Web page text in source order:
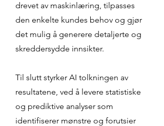
drevet av maskinlæring, tilpasses
den enkelte kundes behov og gjør
det mulig å generere detaljerte og
skreddersydde innsikter.
Til slutt styrker AI tolkningen av
resultatene, ved å levere statistiske
og prediktive analyser som
identifiserer mønstre og forutsier